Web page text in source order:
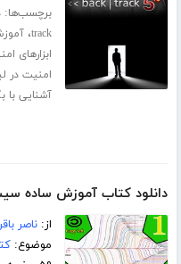
برچسب‌ها:
track،
ابزارهای
امنیت در
آشنایی با
دانلود کتاب آموزش ساده
از:ناصر
موضوع: